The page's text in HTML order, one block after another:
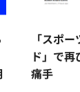
「スポ
ド」で
痛手